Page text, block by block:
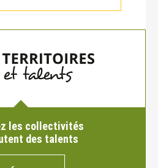
les collectivités
des talents